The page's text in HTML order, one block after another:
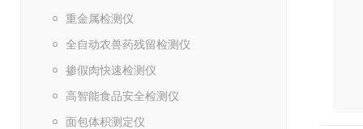
重金属检测仪
全自动农兽药残留检测仪
掺假肉快速检测仪
高智能食品安全检测仪
面包体积测定仪